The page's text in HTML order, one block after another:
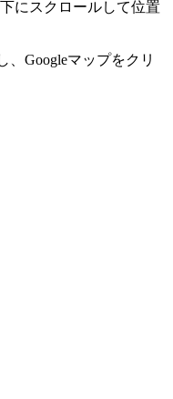
にスクロールして位置
、Googleマップをクリ